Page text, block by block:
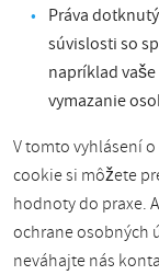
Práva
súvislosti so
napríklad
vymazanie
V tomto vyhlásení
cookie si môžete
hodnoty do praxe.
ochrane osobných
neváhajte nás